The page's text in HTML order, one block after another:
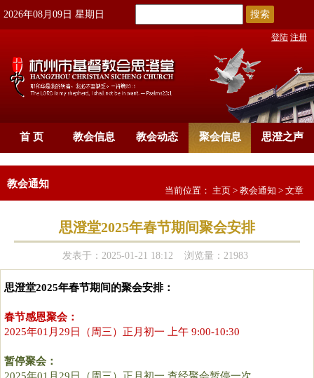
2026年08月09日 星期日 搜索
登陆 注册
首 页 教会信息 教会动态 聚会信息 思澄之声
教会通知
当前位置： 主页 > 教会通知 > 文章
思澄堂2025年春节期间聚会安排
发表于：2025-01-21 18:12 浏览量：21983
思澄堂2025年春节期间的聚会安排：
春节感恩聚会：
2025年01月29日（周三）正月初一 上午 9:00-10:30
暂停聚会：
2025年01月29日（周三）正月初一 查经聚会暂停一次